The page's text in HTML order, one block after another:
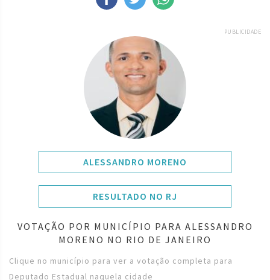
PUBLICIDADE
ALESSANDRO MORENO
RESULTADO NO RJ
VOTAÇÃO POR MUNICÍPIO PARA ALESSANDRO
MORENO NO RIO DE JANEIRO
Clique no município para ver a votação completa para
Deputado Estadual naquela cidade